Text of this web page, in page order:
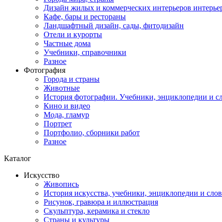
Дизайн жилых и коммерческих интерьеров
Кафе, бары и рестораны
Ландшафтный дизайн, сады, фитодизайн
Отели и курорты
Частные дома
Учебники, справочники
Разное
Фотография
Города и страны
Животные
История фотографии. Учебники, энциклопедии и
Кино и видео
Мода, гламур
Портрет
Портфолио, сборники работ
Разное
Каталог
Искусство
Живопись
История искусства, учебники, энциклопедии и
Рисунок, гравюра и иллюстрация
Скульптура, керамика и стекло
Страны и культуры